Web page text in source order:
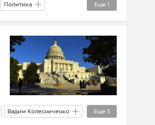
Еще 1
Политика
Еще 3
Вадим Колесниченко